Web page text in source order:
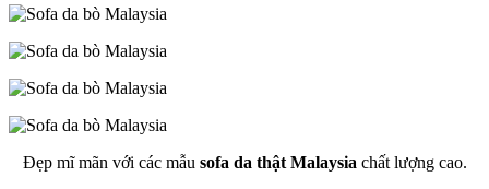
Đẹp mĩ mãn với các mẫu sofa da thật Malaysia chất lượng cao.